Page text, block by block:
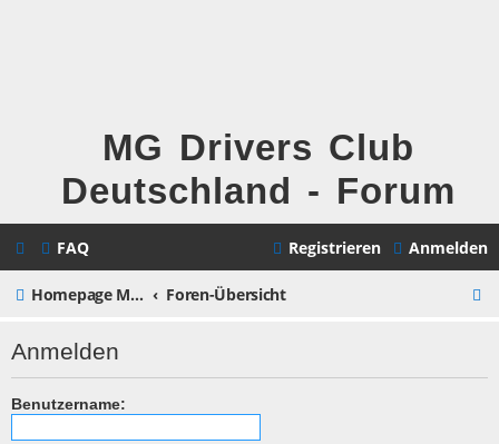
MG Drivers Club
Deutschland - Forum
FAQ Anmelden
Registrieren
Homepage MG Drivers Club Deutschland Foren-Übersicht
Anmelden
Benutzername: